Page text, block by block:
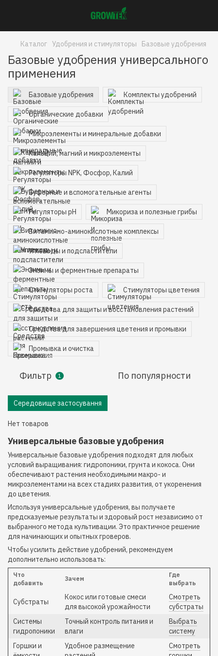
Каталог Удобрения и стимуляторы Базовые удобрения
Базовые удобрения универсального
применения
Базовые удобрения Комплекты удобрений
Органические добавки
Микроэлементы и минеральные добавки
Кальций, магний и микроэлементы
Регуляторы NPK, Фосфор, Калий
Буферные и вспомогательные агенты
Регуляторы pH Микориза и полезные грибы
Витаминно-аминокислотные комплексы
Углеводы и подсластители
Энзимы и ферментные препараты
Стимуляторы роста Стимуляторы цветения
Средства для защиты и восстановления растений
Средства для завершения цветения и промывки
Промывка и очистка
Фильтр 1 По популярности
Середовище застосування
Нет товаров
Универсальные базовые удобрения
Универсальные базовые удобрения подходят для любых
условий выращивания: гидропоники, грунта и кокоса. Они
обеспечивают растения необходимыми макро- и
микроэлементами на всех стадиях развития, от укоренения
до цветения.
Используя универсальные удобрения, вы получаете
предсказуемые результаты и здоровый рост независимо от
выбранного метода культивации. Это практичное решение
для начинающих и опытных гроверов.
Чтобы усилить действие удобрений, рекомендуем
дополнительно использовать:
Что
добавить
Зачем
Где
выбрать
Субстраты
Кокос или готовые смеси
для высокой урожайности
Смотреть
субстраты
Системы
гидропоники
Точный контроль питания и
влаги
Выбрать
систему
Горшки и
Удобное размещение
Смотреть